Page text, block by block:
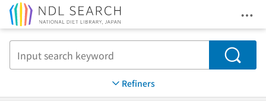
Search
Refiners